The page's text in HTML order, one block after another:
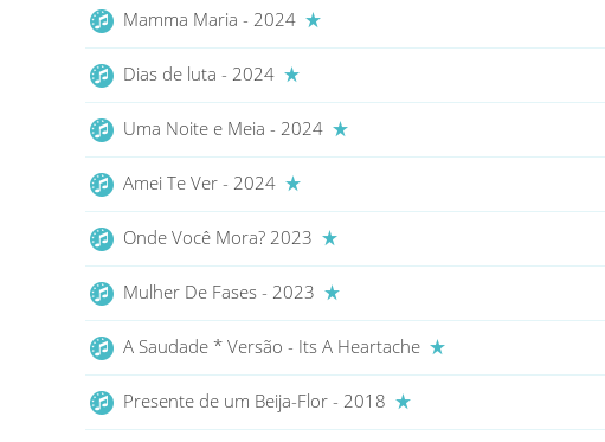
Mamma Maria - 2024
Dias de luta - 2024
Uma Noite e Meia - 2024
Amei Te Ver - 2024
Onde Você Mora? 2023
Mulher De Fases - 2023
A Saudade * Versão - Its A Heartache
Presente de um Beija-Flor - 2018